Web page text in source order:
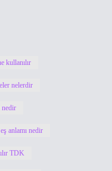
kullanılır
nelerdir
nedir
anlamı nedir
TDK